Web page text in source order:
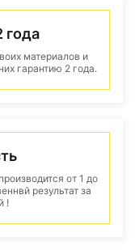
года
материалов и
гарантию 2 года.
от 1 до
результат за
!